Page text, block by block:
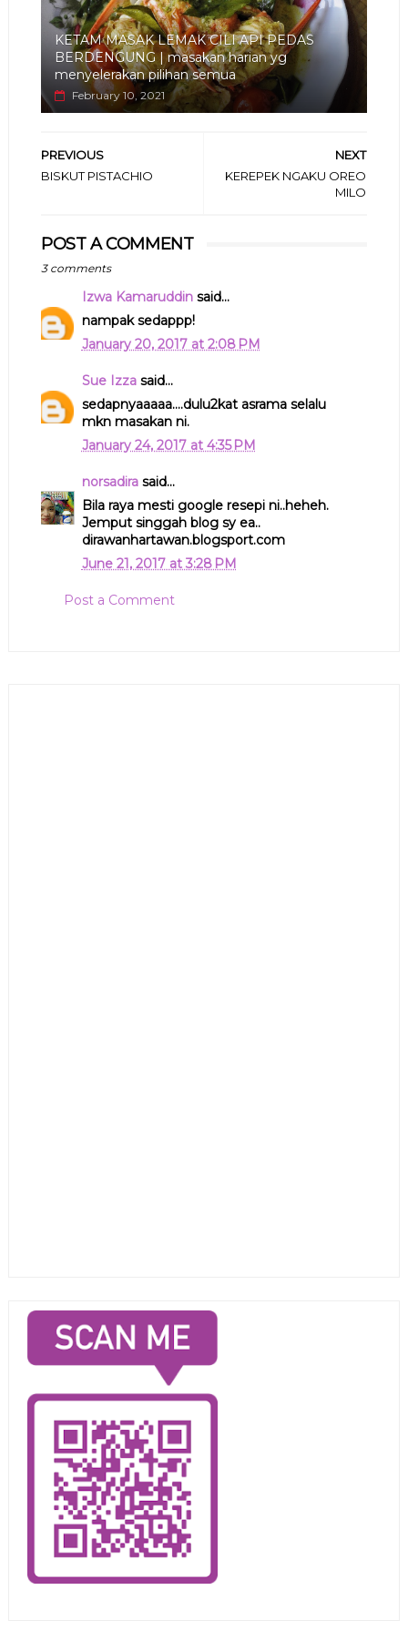
KETAM MASAK LEMAK CILI API PEDAS
BERDENGUNG | masakan harian yg
menyelerakan pilihan semua
February 10, 2021
NEXT
KEREPEK NGAKU OREO
MILO
PREVIOUS
BISKUT PISTACHIO
POST A COMMENT
3 comments
Izwa Kamaruddinsaid...
nampak sedappp!
January 20, 2017 at 2:08 PM
Sue Izzasaid...
sedapnyaaaaa....dulu2kat asrama selalu
mkn masakan ni.
January 24, 2017 at 4:35 PM
norsadirasaid...
Bila raya mesti google resepi ni..heheh.
Jemput singgah blog sy ea..
dirawanhartawan.blogsport.com
June 21, 2017 at 3:28 PM
Post a Comment